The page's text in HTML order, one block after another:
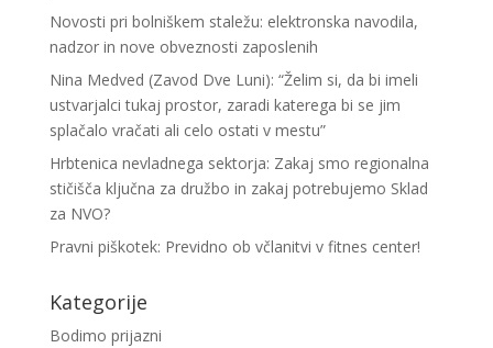
Novosti pri bolniškem staležu: elektronska navodila,
nadzor in nove obveznosti zaposlenih
Nina Medved (Zavod Dve Luni): “Želim si, da bi imeli
ustvarjalci tukaj prostor, zaradi katerega bi se jim
splačalo vračati ali celo ostati v mestu”
Hrbtenica nevladnega sektorja: Zakaj smo regionalna
stičišča ključna za družbo in zakaj potrebujemo Sklad
za NVO?
Pravni piškotek: Previdno ob včlanitvi v fitnes center!
Kategorije
Bodimo prijazni